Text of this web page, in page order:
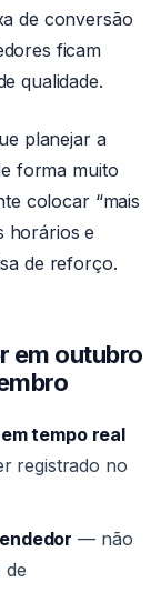
de conversão
ficam
qualidade.
planejar a
forma muito
colocar “mais
horários e
de reforço.
em outubro
tempo real
registrado no
— não
de